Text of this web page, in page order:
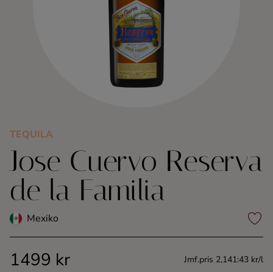
Rom
Shots
Tequila
TEQUILA
Jose Cuervo Reserva
de la Familia
Mexiko
1499 kr Jmf.pris 2,141:43 kr/l